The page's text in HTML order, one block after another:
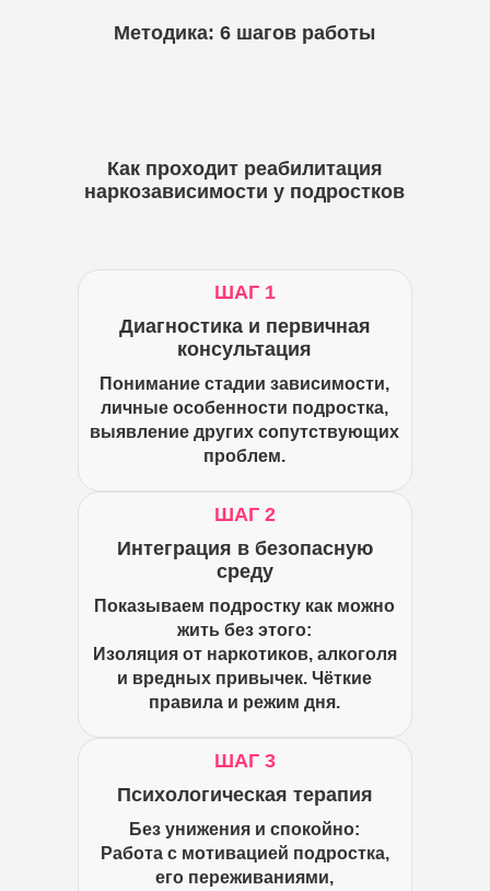
Методика: 6 шагов работы
Как проходит реабилитация
наркозависимости у подростков
ШАГ 1
Диагностика и первичная
консультация
Понимание стадии зависимости,
личные особенности подростка,
выявление других сопутствующих
проблем.
ШАГ 2
Интеграция в безопасную
среду
Показываем подростку как можно
жить без этого:
Изоляция от наркотиков, алкоголя
и вредных привычек. Чёткие
правила и режим дня.
ШАГ 3
Психологическая терапия
Без унижения и спокойно:
Работа с мотивацией подростка,
его переживаниями,